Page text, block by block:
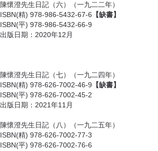
陳懷澄先生日記（六）
（一九二二年）
ISBN(精) 978-986-5432-67-6 【缺書】
ISBN(平) 978-986-5432-66-9
出版日期：2020年12月
陳懷澄先生日記（七）（一九二四年）
ISBN(精) 978-626-7002-46-9 【缺書】
ISBN(平) 978-626-7002-45-2
出版日期：2021年11月
陳懷澄先生日記（八）（一九二五年）
ISBN(精) 978-626-7002-77-3
ISBN(平) 978-626-7002-76-6